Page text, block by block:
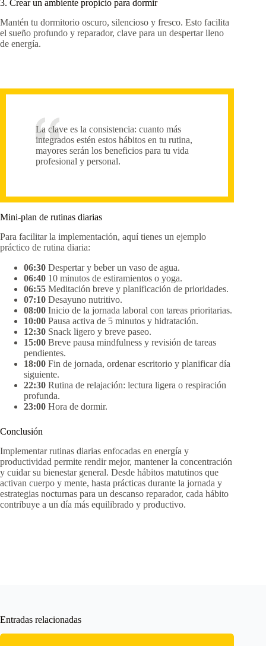
3. Crear un ambiente propicio para dormir
Mantén tu dormitorio oscuro, silencioso y fresco. Esto facilita
el sueño profundo y reparador, clave para un despertar lleno
de energía.
La clave es la consistencia: cuanto más
integrados estén estos hábitos en tu rutina,
mayores serán los beneficios para tu vida
profesional y personal.
Mini-plan de rutinas diarias
Para facilitar la implementación, aquí tienes un ejemplo
práctico de rutina diaria:
06:30 Despertar y beber un vaso de agua.
06:40 10 minutos de estiramientos o yoga.
06:55 Meditación breve y planificación de prioridades.
07:10 Desayuno nutritivo.
08:00 Inicio de la jornada laboral con tareas prioritarias.
10:00 Pausa activa de 5 minutos y hidratación.
12:30 Snack ligero y breve paseo.
15:00 Breve pausa mindfulness y revisión de tareas
pendientes.
18:00 Fin de jornada, ordenar escritorio y planificar día
siguiente.
22:30 Rutina de relajación: lectura ligera o respiración
profunda.
23:00 Hora de dormir.
Conclusión
Implementar rutinas diarias enfocadas en energía y
productividad permite rendir mejor, mantener la concentración
y cuidar su bienestar general. Desde hábitos matutinos que
activan cuerpo y mente, hasta prácticas durante la jornada y
estrategias nocturnas para un descanso reparador, cada hábito
contribuye a un día más equilibrado y productivo.
Entradas relacionadas